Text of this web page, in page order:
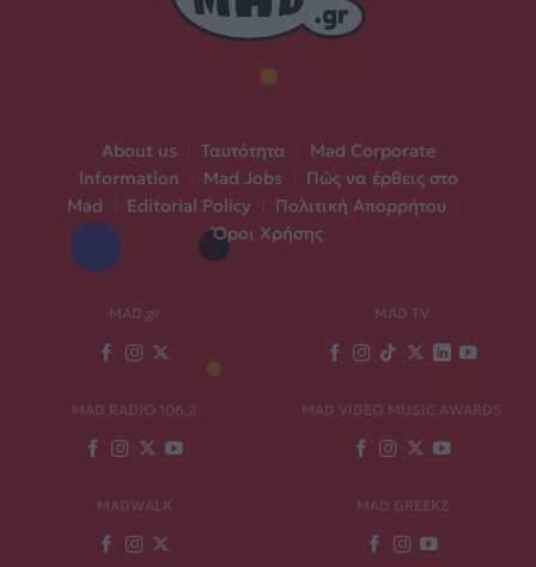
About us Ταυτότητα
Mad Corporate
Information
Mad Jobs
Πώς να έρθεις στο
Mad
Editorial Policy Πολιτική Απορρήτου
Όροι Χρήσης
MAD.gr MAD TV
MAD RADIO 106,2 MAD VIDEO MUSIC AWARDS
MADWALK MAD GREEKZ